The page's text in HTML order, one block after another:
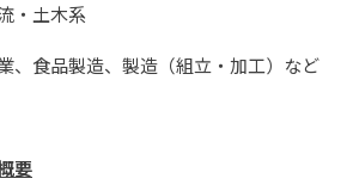
・土木系
、食品製造、製造（組立・加工）など
要